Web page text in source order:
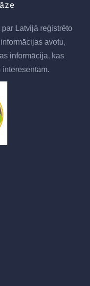
Latvijā reģistrēto
avotu,
informācija, kas